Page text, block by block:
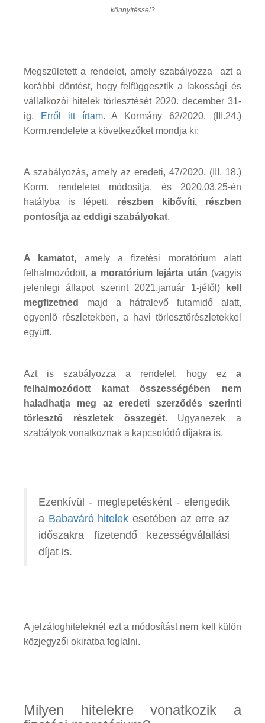
könnyítéssel?
Megszületett a rendelet, amely szabályozza azt a
korábbi döntést, hogy felfüggesztik a lakossági és
vállalkozói hitelek törlesztését 2020. december 31-
ig.
Erről itt írtam. A Kormány 62/2020. (III.24.)
Korm.rendelete a következőket mondja ki:
A szabályozás, amely az eredeti, 47/2020. (III. 18.)
Korm. rendeletet módosítja, és 2020.03.25-én
hatályba is lépett, részben kibővíti, részben
pontosítja az eddigi szabályokat.
A kamatot, amely a fizetési moratórium alatt
felhalmozódott,a moratórium lejárta után (vagyis
jelenlegi állapot szerint 2021.január 1-jétől)
kell
megfizetned
majd a hátralevő futamidő alatt,
egyenlő részletekben, a havi törlesztőrészletekkel
együtt.
Azt is szabályozza a rendelet, hogy ez a
felhalmozódott kamat összességében nem
haladhatja meg az eredeti szerződés szerinti
törlesztő részletek összegét. Ugyanezek a
szabályok vonatkoznak a kapcsolódó díjakra is.
Ezenkívül - meglepetésként - elengedik
a Babaváró hitelek esetében az erre az
időszakra fizetendő kezességválallási
díjat is.
A jelzáloghiteleknél ezt a módosítást nem kell külön
közjegyzői okiratba foglalni.
Milyen hitelekre vonatkozik a